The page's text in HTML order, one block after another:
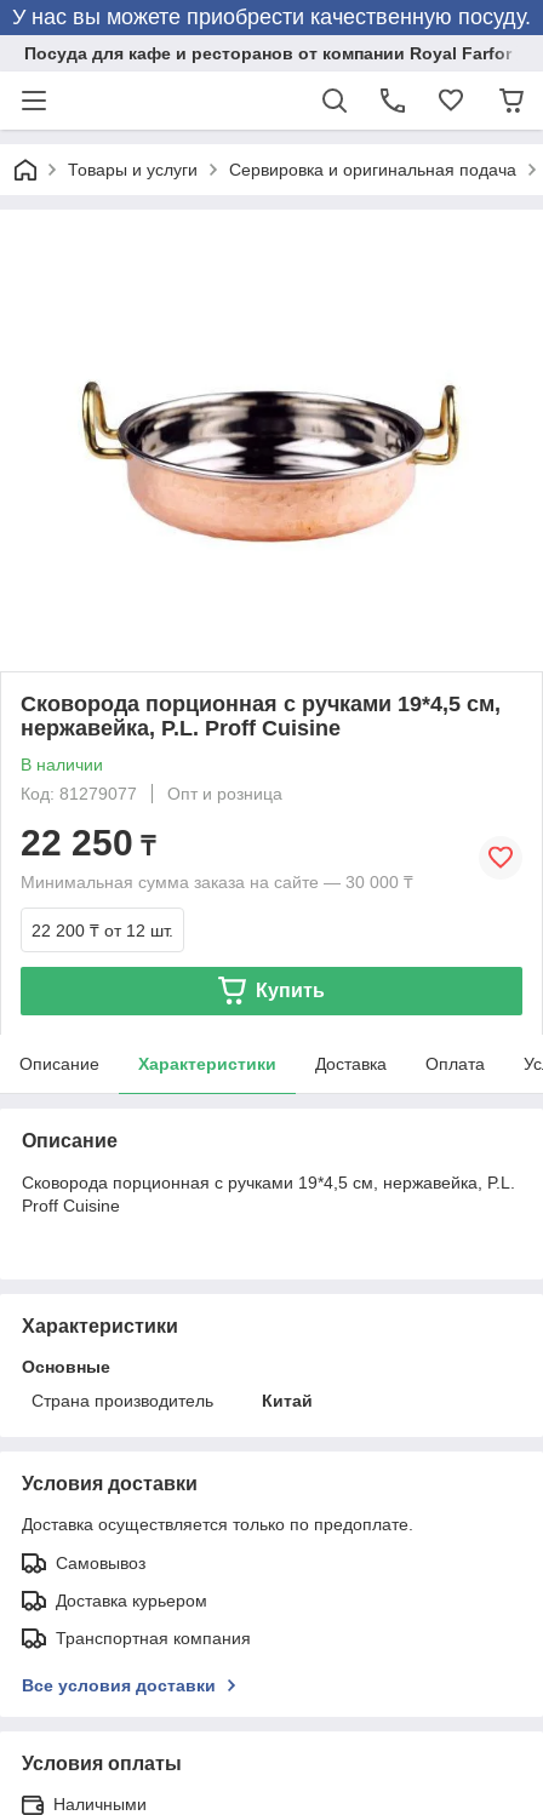
У нас вы можете приобрести качественную посуду.
Посуда для кафе и ресторанов от компании Royal Farfor
Товары и услуги Сервировка и оригинальная подача
Сковорода порционная c ручками 19*4,5 см,
нержавейка, P.L. Proff Cuisine
В наличии
Код: 81279077
Опт и розница
22 250 ₸
Минимальная сумма заказа на сайте — 30 000 ₸
22 200 ₸ от 12 шт.
Купить
Описание Характеристики Доставка Оплата
Описание
Сковорода порционная c ручками 19*4,5 см, нержавейка, P.L.
Proff Cuisine
Характеристики
Основные
Страна производитель
Китай
Условия доставки
Доставка осуществляется только по предоплате.
Самовывоз
Доставка курьером
Транспортная компания
Все условия доставки
Условия оплаты
Наличными